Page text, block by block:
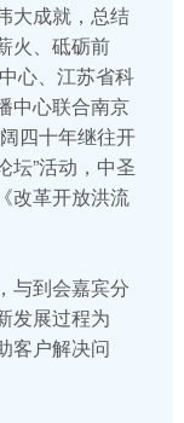
大成就，总结
火、砥砺前
心、江苏省科
中心联合南京
四十年继往开
”活动，中圣
改革开放洪流
与到会嘉宾分
发展过程为
客户解决问